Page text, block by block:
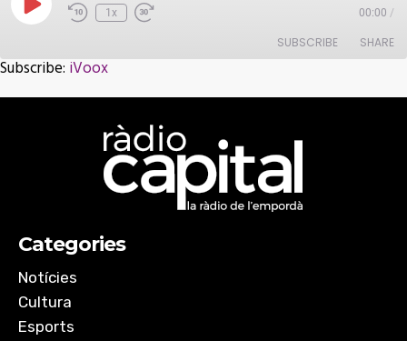
Play
Episode
1x 00:00 /
SUBSCRIBE SHARE
iVoox
SHARE
EMBED
Subscribe: iVoox
Categories
Notícies
Cultura
Esports